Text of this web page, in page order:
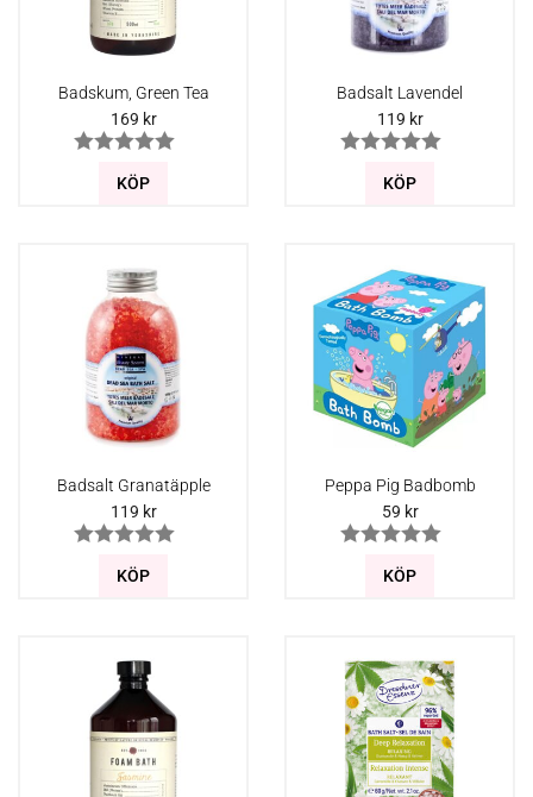
Badskum, Green Tea
169 kr
KÖP
Badsalt Lavendel
119 kr
KÖP
Badsalt Granatäpple
119 kr
KÖP
Peppa Pig Badbomb
59 kr
KÖP